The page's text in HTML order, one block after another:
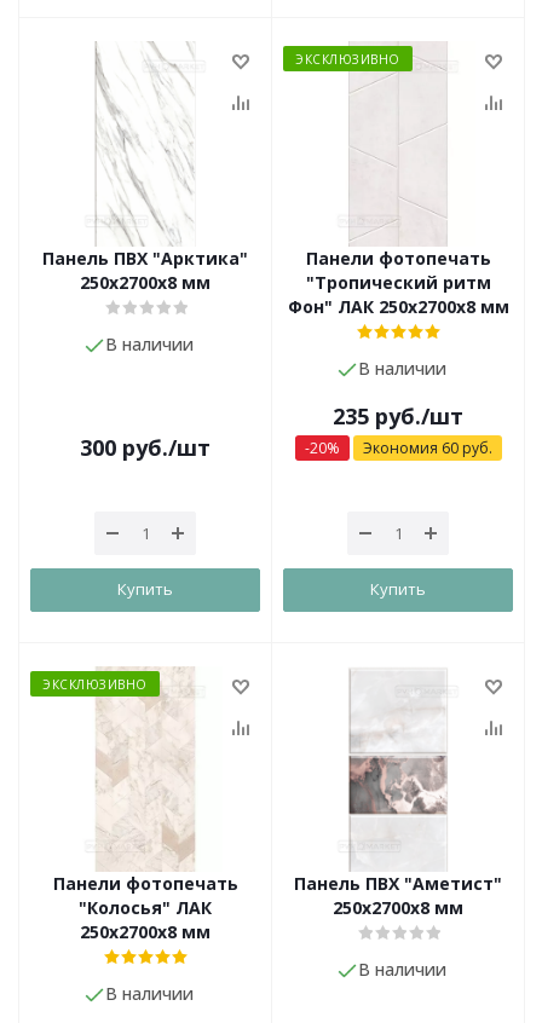
Панель ПВХ "Арктика"
250х2700х8 мм
В наличии
300 руб./шт
Купить
ЭКСКЛЮЗИВНО
Панели фотопечать
"Тропический ритм
Фон" ЛАК 250х2700х8 мм
В наличии
235 руб./шт
-20% Экономия 60руб.
Купить
ЭКСКЛЮЗИВНО
Панели фотопечать
"Колосья" ЛАК
250х2700х8 мм
В наличии
Панель ПВХ "Аметист"
250х2700х8 мм
В наличии